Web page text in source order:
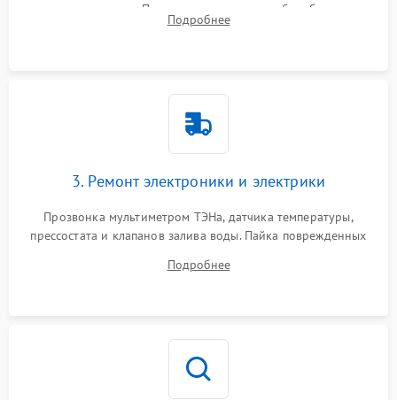
амортизаторов. Проверка подшипников барабана и
крестовины на износ, а манжеты люка на разрывы.
Подробнее
3. Ремонт электроники и электрики
Прозвонка мультиметром ТЭНа, датчика температуры,
прессостата и клапанов залива воды. Пайка поврежденных
Восстановление целостности проводки и контактов.
Подробнее